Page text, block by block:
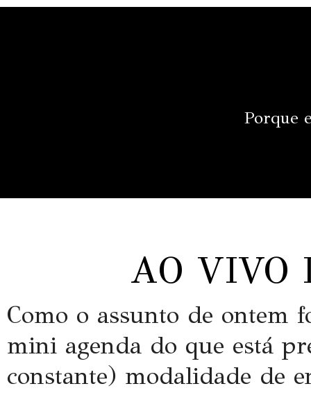
Porque
AO VIVO
Como o assunto de ontem
mini agenda do que está
constante) modalidade de